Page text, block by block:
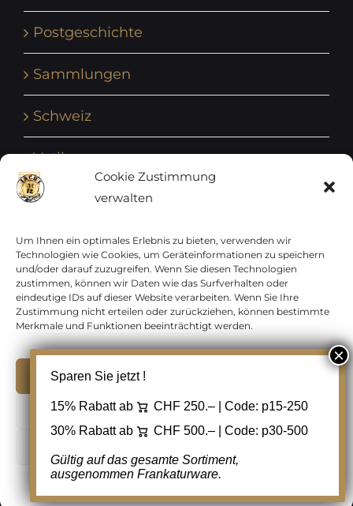
Cookie Zustimmung
verwalten
Um Ihnen ein optimales Erlebnis zu bieten, verwenden wir
Technologien wie Cookies, um Geräteinformationen zu speichern
und/oder darauf zuzugreifen. Wenn Sie diesen Technologien
zustimmen, können wir Daten wie das Surfverhalten oder
eindeutige IDs auf dieser Website verarbeiten. Wenn Sie Ihre
Zustimmung nicht erteilen oder zurückziehen, können bestimmte
Merkmale und Funktionen beeinträchtigt werden.
Ablehnen
Postgeschichte
Sammlungen
Schweiz
Vatikan
Vereinte Nationen
Vorphilatelie
Zensurbelege Österreich
Zensurbelege Schweiz
Copyright 2012 - 2024 URAY GmbH | All Rights
Reserved |
PCI Data Security Standards |
Facebook
Sparen Sie jetzt !
15% Rabatt ab CHF 250.– | Code: p15-250
30% Rabatt ab
CHF 500.– | Code: p30-500
Gültig auf das gesamte Sortiment,
ausgenommen Frankaturware.